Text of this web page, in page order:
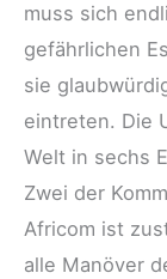
muss sich
gefährlichen
sie
eintreten. Die
Welt in sechs
Zwei der
Africom ist
alle Manöver